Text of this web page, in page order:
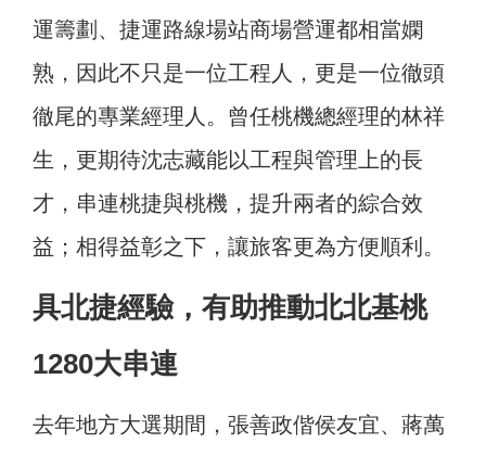
運籌劃、捷運路線場站商場營運都相當嫻
熟，因此不只是一位工程人，更是一位徹頭
徹尾的專業經理人。曾任桃機總經理的林祥
生，更期待沈志藏能以工程與管理上的長
才，串連桃捷與桃機，提升兩者的綜合效
益；相得益彰之下，讓旅客更為方便順利。
具北捷經驗，有助推動北北基桃
1280大串連
去年地方大選期間，張善政偕侯友宜、蔣萬